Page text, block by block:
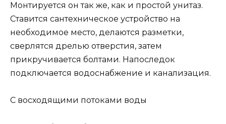
Монтируется он так же, как и простой унитаз.
Ставится сантехническое устройство на
необходимое место, делаются разметки,
сверлятся дрелью отверстия, затем
прикручивается болтами. Напоследок
подключается водоснабжение и канализация.
С восходящими потоками воды